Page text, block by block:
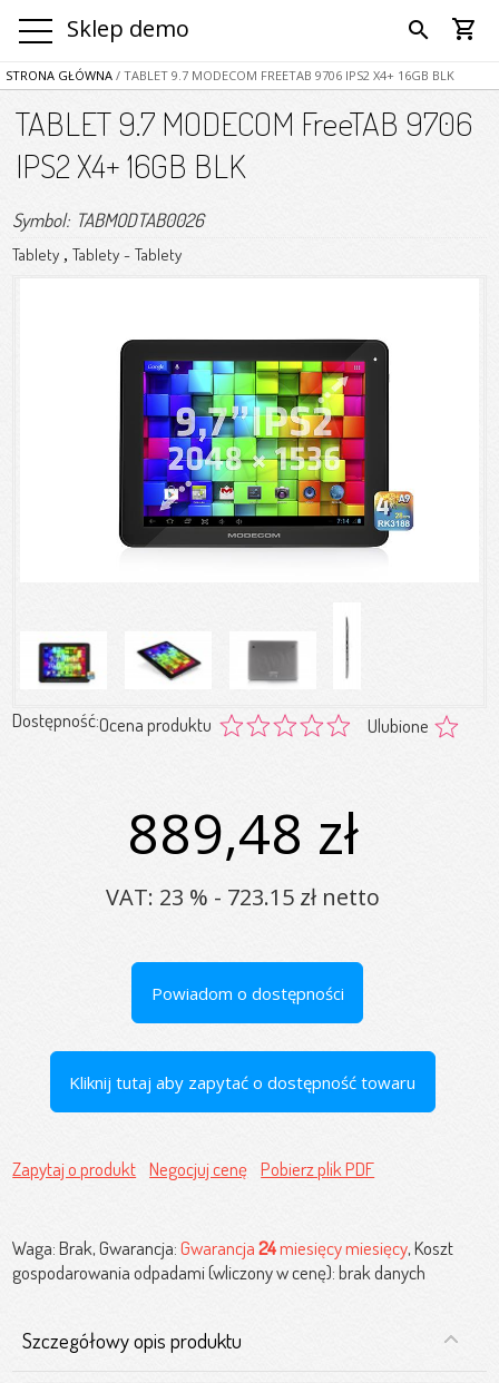
Sklep demo search shopping_cart
STRONA GŁÓWNA / TABLET 9.7 MODECOM FREETAB 9706 IPS2 X4+ 16GB BLK
TABLET 9.7 MODECOM FreeTAB 9706
IPS2 X4+ 16GB BLK
Symbol: TABMODTAB0026
Tablety ,Tablety - Tablety
Dostępność:Ocena produktu Ulubione
889,48 zł
VAT: 23 % - 723.15 zł netto
Powiadom o dostępności
Kliknij tutaj aby zapytać o dostępność towaru
Zapytaj o produkt Negocjuj cenę Pobierz plik PDF
Waga: Brak, Gwarancja:Gwarancja24miesięcy miesięcy, Koszt
gospodarowania odpadami (wliczony w cenę): brak danych
Szczegółowy opis produktu